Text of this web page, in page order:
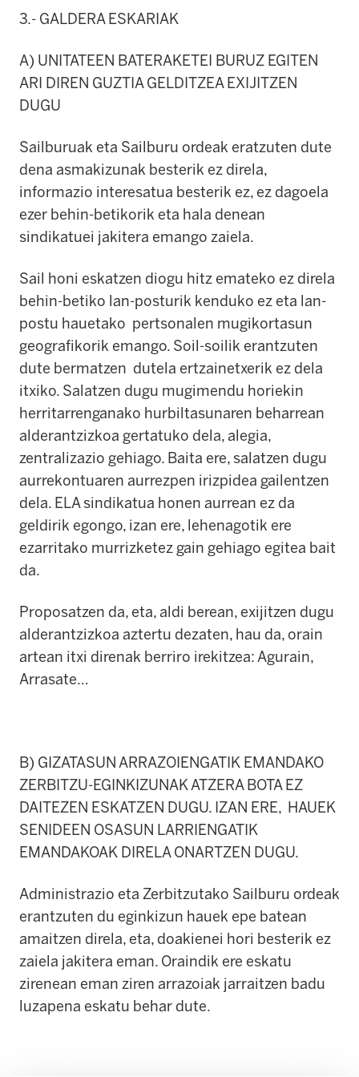
3.- GALDERA ESKARIAK
A) UNITATEEN BATERAKETEI BURUZ EGITEN
ARI DIREN GUZTIA GELDITZEA EXIJITZEN
DUGU
Sailburuak eta Sailburu ordeak eratzuten dute
dena asmakizunak besterik ez direla,
informazio interesatua besterik ez, ez dagoela
ezer behin-betikorik eta hala denean
sindikatuei jakitera emango zaiela.
Sail honi eskatzen diogu hitz emateko ez direla
behin-betiko lan-posturik kenduko ez eta lan-
postu hauetako pertsonalen mugikortasun
geografikorik emango. Soil-soilik erantzuten
dute bermatzen dutela ertzainetxerik ez dela
itxiko. Salatzen dugu mugimendu horiekin
herritarrenganako hurbiltasunaren beharrean
alderantzizkoa gertatuko dela, alegia,
zentralizazio gehiago. Baita ere, salatzen dugu
aurrekontuaren aurrezpen irizpidea gailentzen
dela. ELA sindikatua honen aurrean ez da
geldirik egongo, izan ere, lehenagotik ere
ezarritako murrizketez gain gehiago egitea bait
da.
Proposatzen da, eta, aldi berean, exijitzen dugu
alderantzizkoa aztertu dezaten, hau da, orain
artean itxi direnak berriro irekitzea: Agurain,
Arrasate…
B) GIZATASUN ARRAZOIENGATIK EMANDAKO
ZERBITZU-EGINKIZUNAK ATZERA BOTA EZ
DAITEZEN ESKATZEN DUGU. IZAN ERE, HAUEK
SENIDEEN OSASUN LARRIENGATIK
EMANDAKOAK DIRELA ONARTZEN DUGU.
Administrazio eta Zerbitzutako Sailburu ordeak
erantzuten du eginkizun hauek epe batean
amaitzen direla, eta, doakienei hori besterik ez
zaiela jakitera eman. Oraindik ere eskatu
zirenean eman ziren arrazoiak jarraitzen badu
luzapena eskatu behar dute.